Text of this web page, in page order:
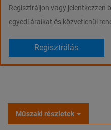
Regisztráljon vagy jelentkezzen
egyedi áraikat és közvetlenül
Regisztrálás
Műszaki részletek